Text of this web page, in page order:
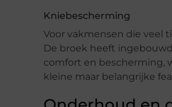
Kniebescherming
Voor vakmensen die veel
De broek heeft
comfort en bescherming,
kleine maar belangrijke